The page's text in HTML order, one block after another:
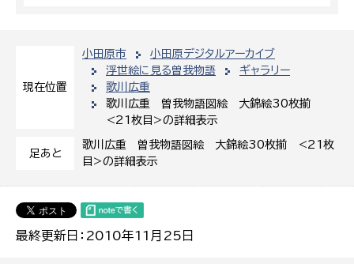
現在位置
小田原市
小田原デジタルアーカイブ
浮世絵に見る曽我物語
ギャラリー
歌川広重
歌川広重 曽我物語図絵 大錦絵30枚揃
<21枚目>の詳細表示
足あと
歌川広重 曽我物語図絵 大錦絵30枚揃 <21枚
目>の詳細表示
最終更新日：2010年11月25日